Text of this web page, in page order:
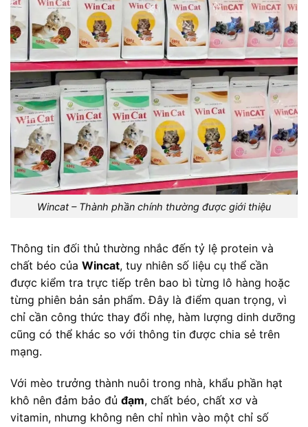
Wincat – Thành phần chính thường được giới thiệu
Thông tin đối thủ thường nhắc đến tỷ lệ protein và
chất béo của Wincat, tuy nhiên số liệu cụ thể cần
được kiểm tra trực tiếp trên bao bì từng lô hàng hoặc
từng phiên bản sản phẩm. Đây là điểm quan trọng, vì
chỉ cần công thức thay đổi nhẹ, hàm lượng dinh dưỡng
cũng có thể khác so với thông tin được chia sẻ trên
mạng.
Với mèo trưởng thành nuôi trong nhà, khẩu phần hạt
khô nên đảm bảo đủ đạm, chất béo, chất xơ và
vitamin, nhưng không nên chỉ nhìn vào một chỉ số